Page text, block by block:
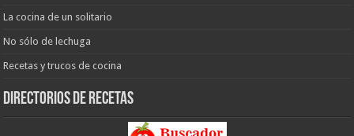
La cocina de un solitario
No sólo de lechuga
Recetas y trucos de cocina
Directorios de recetas